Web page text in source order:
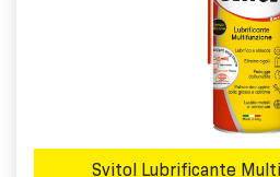
Svitol Lubrificante